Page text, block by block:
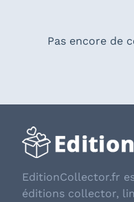
Pas encore de
EditionCollector.fr
éditions collector,